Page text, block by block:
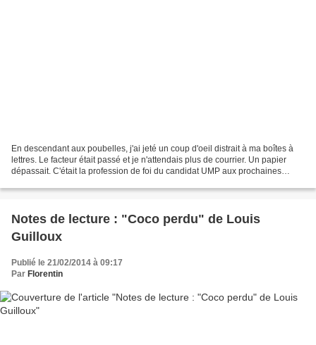
En descendant aux poubelles, j'ai jeté un coup d'oeil distrait à ma boîtes à
lettres. Le facteur était passé et je n'attendais plus de courrier. Un papier
dépassait. C'était la profession de foi du candidat UMP aux prochaines
Notes de lecture : "Coco perdu" de Louis
Guilloux
Publié le 21/02/2014 à 09:17
Par Florentin